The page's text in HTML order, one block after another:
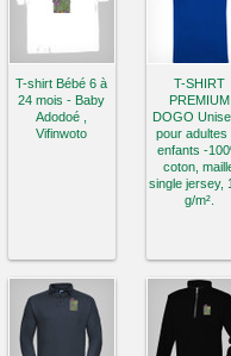
T-shirt Bébé 6 à
24 mois - Baby
Adodoé ,
Vifinwoto
T-SHIRT
PREMIUM
DOGO
pour adultes
enfants -
coton,
single jersey,
g/m².